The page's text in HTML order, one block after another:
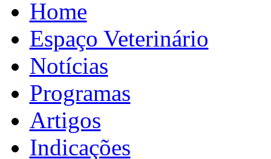
Home
Espaço Veterinário
Notícias
Programas
Artigos
Indicações